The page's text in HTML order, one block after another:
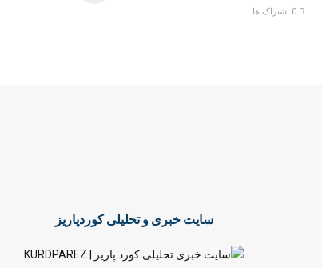
سایت خبری و تحلیلی کوردپاریز